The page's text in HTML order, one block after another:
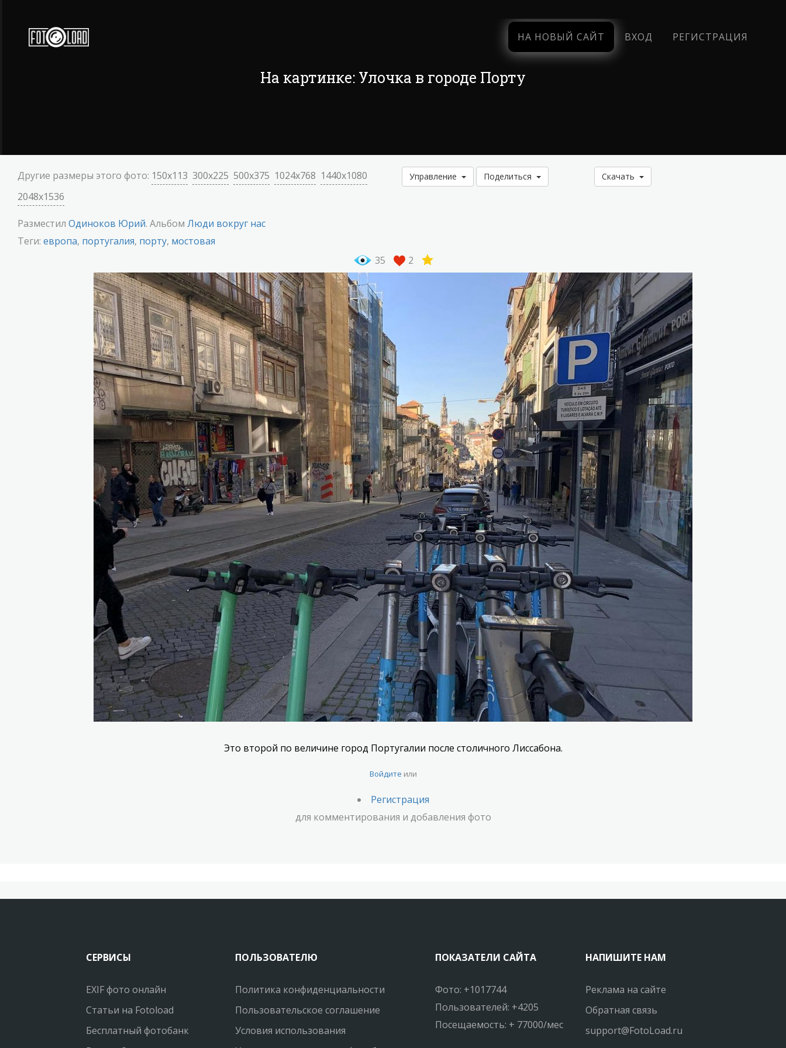
НА НОВЫЙ САЙТ ВХОД РЕГИСТРАЦИЯ
На картинке: Улочка в городе Порту
Другие размеры этого фото: 150x113 300x225 500x375 1024x768 1440x1080
2048x1536
Управление Поделиться Скачать
Разместил Одиноков Юрий. Альбом Люди вокруг нас
Теги: европа, португалия, порту, мостовая
35
2
Это второй по величине город Португалии после столичного Лиссабона.
Войдите или
Регистрация
для комментирования и добавления фото
СЕРВИСЫ
EXIF фото онлайн
Статьи на Fotoload
Бесплатный фотобанк
ПОЛЬЗОВАТЕЛЮ
Политика конфиденциальности
Пользовательское соглашение
Условия использования
ПОКАЗАТЕЛИ САЙТА
Фото: +1017744
Пользователей: +4205
Посещаемость: + 77000/мес
НАПИШИТЕ НАМ
Реклама на сайте
Обратная связь
support@FotoLoad.ru